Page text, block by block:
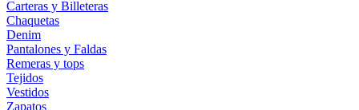
Carteras y Billeteras
Chaquetas
Denim
Pantalones y Faldas
Remeras y tops
Tejidos
Vestidos
Zapatos